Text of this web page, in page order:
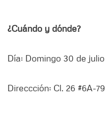
¿Cuándo y dónde?
Día: Domingo 30 de julio
Direccción: Cl. 26 #6A-79